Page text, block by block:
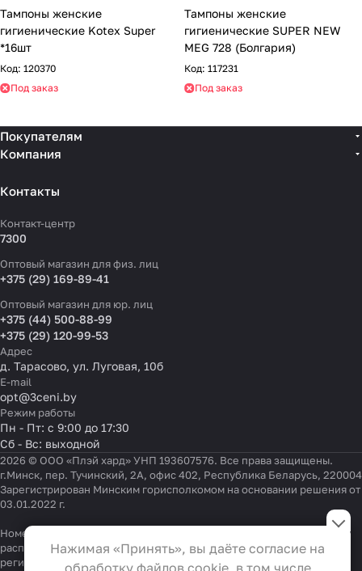
Тампоны женские
гигиенические Kotex Super
*16шт
Код: 120370
Под заказ
Тампоны женские
гигиенические SUPER NEW
MEG 728 (Болгария)
Код: 117231
Под заказ
Покупателям
Компания
Контакты
Контакт-центр
7300
Оптовый магазин для физ. лиц
+375 (29) 169-89-41
Оптовый магазин для юр. лиц
+375 (44) 500-88-99
+375 (29) 120-99-53
Адрес
д. Тарасово, ул. Луговая, 10б
E-mail
opt@3ceni.by
Режим работы
Пн - Пт: с 9:00 до 17:30
Сб - Вс: выходной
2026 © ООО «Плэй хард» УНП 193607576. Все права защищены.
г.Минск, пер. Тучинский, 2А, офис 402, Республика Беларусь, 220004
Зарегистрирован Минским горисполкомом на основании решения от
03.01.2022 г.
Номер телефона работников местных исполнительных и
распорядительных органов по месту государственной
регистрации ООО «Плэй хард», уполномоченных рассматривать
Настройки файлов cookie
Функциональные
Эти файлы необходимы для
Нажимая «Принять», вы даёте согласие на
обработку файлов cookie, в том числе